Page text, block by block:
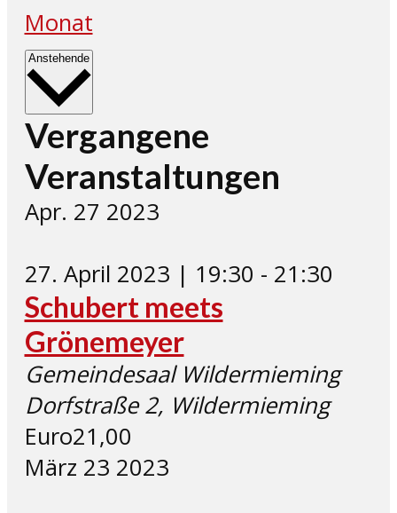
Monat
Anstehende Datum
Vergangene
Veranstaltungen
Apr. 27 2023
27. April 2023 | 19:30 - 21:30
Schubert meets
Grönemeyer
Gemeindesaal Wildermieming
Dorfstraße 2, Wildermieming
Euro21,00
März 23 2023